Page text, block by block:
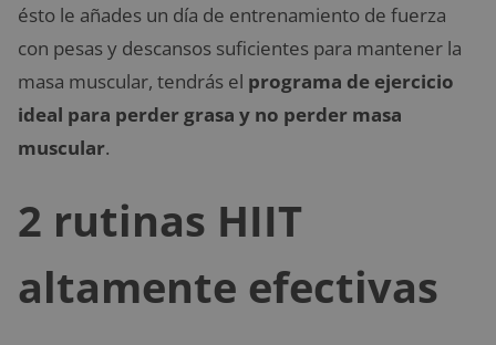
ésto le añades un día de entrenamiento de fuerza
con pesas y descansos suficientes para mantener la
masa muscular, tendrás el programa de ejercicio
ideal para perder grasa y no perder masa
muscular.
2 rutinas HIIT
altamente efectivas